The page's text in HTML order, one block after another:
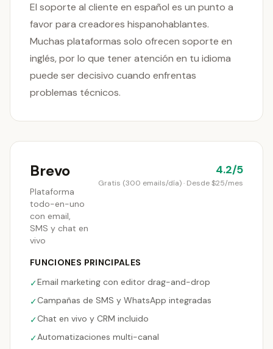
El soporte al cliente en español es un punto a
favor para creadores hispanohablantes.
Muchas plataformas solo ofrecen soporte en
inglés, por lo que tener atención en tu idioma
puede ser decisivo cuando enfrentas
problemas técnicos.
Brevo
Plataforma
todo-en-uno
con email,
SMS y chat en
vivo
4.2/5
Gratis (300 emails/día) · Desde $25/mes
FUNCIONES PRINCIPALES
✓Email marketing con editor drag-and-drop
✓Campañas de SMS y WhatsApp integradas
✓Chat en vivo y CRM incluido
✓Automatizaciones multi-canal